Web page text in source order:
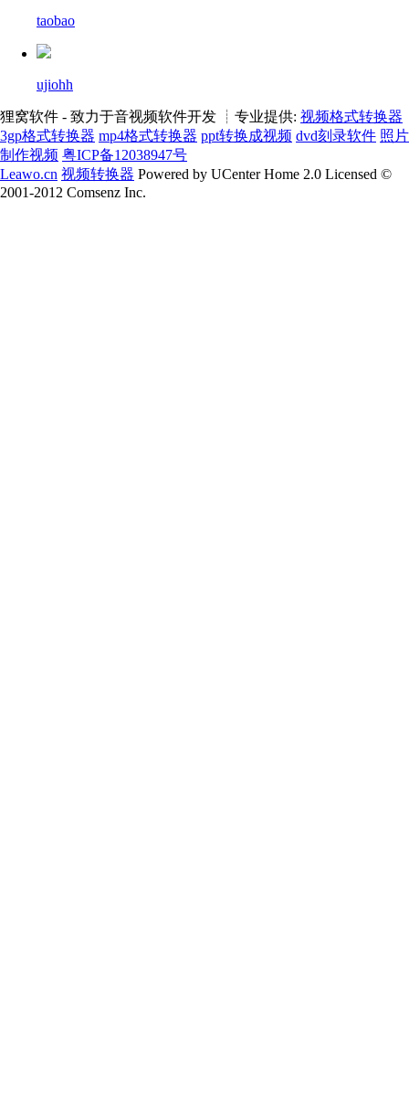
taobao
ujiohh
狸窝软件 - 致力于音视频软件开发 ┊专业提供: 视频格式转换器
3gp格式转换器 mp4格式转换器 ppt转换成视频 dvd刻录软件 照片
制作视频 粤ICP备12038947号
Leawo.cn 视频转换器 Powered by UCenter Home 2.0 Licensed ©
2001-2012 Comsenz Inc.